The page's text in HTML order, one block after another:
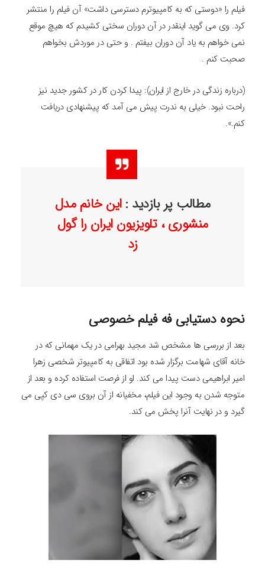
فیلم را «دوستی که به کامپیوترم دسترسی داشت» آن فیلم را منتشر
کرد. وی می گوید اینقدر در آن دوران سختی کشیدم که هیچ موقع
نمی خواهم به یاد آن دوران بیفتم . و حتی در موردش بخواهم
صحبت کنم .
(درباره زندگی در خارج از ایران): پیدا کردن کار در کشور جدید نیز
راحت نبود. خیلی به ندرت پیش می آمد که پیشنهادی دریافت
کنم.».
مطالب پر بازدید : این خانم مدل
منشوری ، تلویزیون ایران را گول
زد
نحوه دستیابی فه فیلم خصوصی
بعد از بررسی ها مشخص شد مجید بهرامی در یک مهمانی که در
خانه آقای شهامت برگزار شده بود اتفاقی به کامپیوتر شخصی زهرا
امیر ابراهیمی دست پیدا می کند. او از فرصت استفاده کرده و بعد از
متوجه شدن به وجود این فیلم، مخفیانه از آن بروی سی دی کپی می
گیرد و در نهایت آنرا پخش می کند.